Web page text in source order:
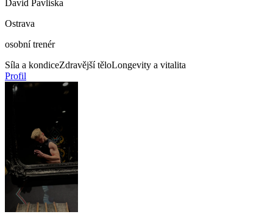
David Pavliska
Ostrava
osobní trenér
Síla a kondiceZdravější těloLongevity a vitalita
Profil